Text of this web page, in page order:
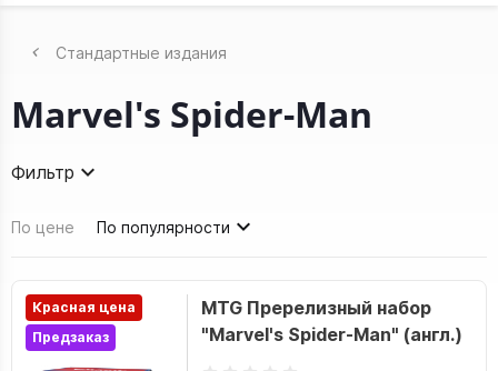
Стандартные издания
Marvel's Spider-Man
Фильтр
По цене По популярности
Красная цена
Предзаказ
MTG Пререлизный набор
"Marvel's Spider-Man" (англ.)